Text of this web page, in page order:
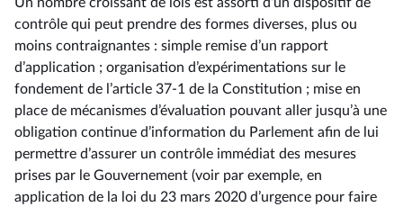
contrôle qui peut prendre des formes diverses, plus ou
moins contraignantes : simple remise d’un rapport
d’application ; organisation d’expérimentations sur le
fondement de l’article 37-1 de la Constitution ; mise en
place de mécanismes d’évaluation pouvant aller jusqu’à une
obligation continue d’information du Parlement afin de lui
permettre d’assurer un contrôle immédiat des mesures
prises par le Gouvernement (voir par exemple, en
application de la loi du 23 mars 2020 d’urgence pour faire